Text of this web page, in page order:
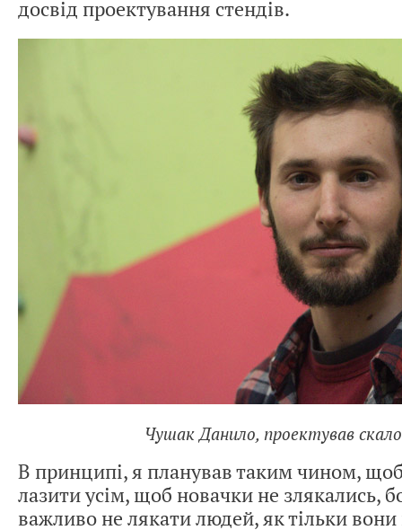
досвід проектування стендів.
Чушак Данило, проектував
В принципі, я планував таким чином,
лазити усім, щоб новачки не злякались,
важливо не лякати людей, як тільки